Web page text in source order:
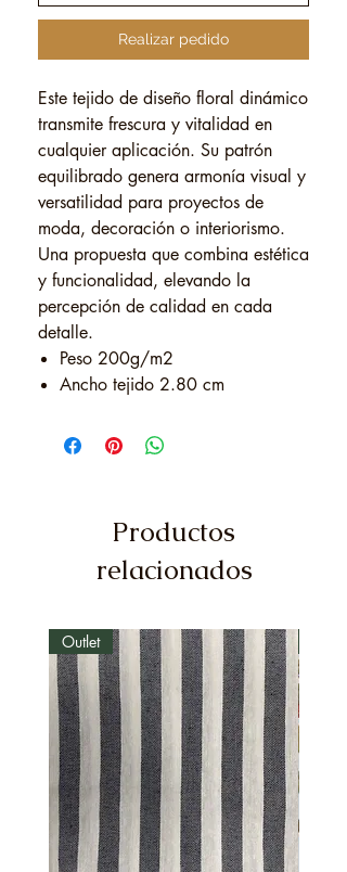
Realizar pedido
Este tejido de diseño floral dinámico
transmite frescura y vitalidad en
cualquier aplicación. Su patrón
equilibrado genera armonía visual y
versatilidad para proyectos de
moda, decoración o interiorismo.
Una propuesta que combina estética
y funcionalidad, elevando la
percepción de calidad en cada
detalle.
Peso 200g/m2
Ancho tejido 2.80 cm
Productos
relacionados
Outlet